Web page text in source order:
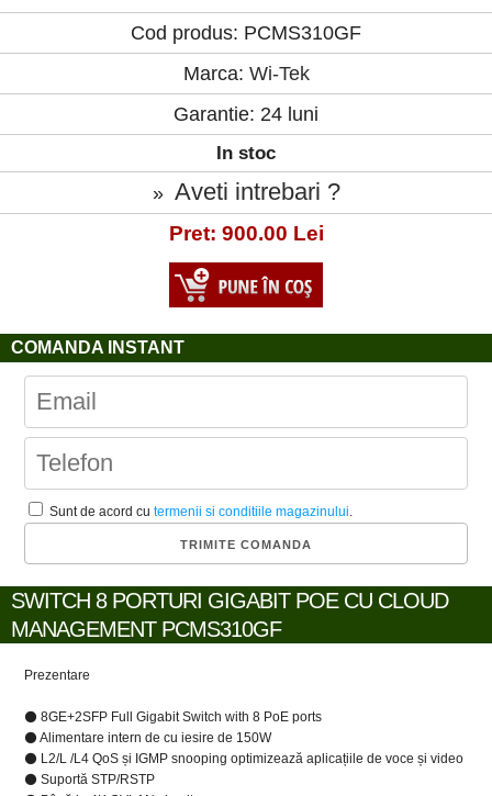
Cod produs: PCMS310GF
Marca: Wi-Tek
Garantie: 24 luni
In stoc
» Aveti intrebari ?
Pret: 900.00 Lei
COMANDA INSTANT
Sunt de acord cutermenii si conditiile magazinului.
SWITCH 8 PORTURI GIGABIT POE CU CLOUD
MANAGEMENT PCMS310GF
Prezentare
⚫ 8GE+2SFP Full Gigabit Switch with 8 PoE ports
⚫ Alimentare intern de cu iesire de 150W
⚫ L2/L /L4 QoS și IGMP snooping optimizează aplicațiile de voce și video
⚫ Suportă STP/RSTP